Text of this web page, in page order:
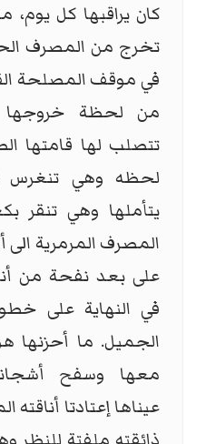
كان يراقبها كل يوم،
تخرج من المصرف
في موقف المصلحة
من لحظة
تتصلب لها قامتها
لحظه وهي تنغرس
يتأملها وهي تنقر
المصرف المرمرية الى
على بعد نفحة من
في النهاية على
الجميل. ما أحزنها
معها وسفح
عيناها إعتادتا أناقته